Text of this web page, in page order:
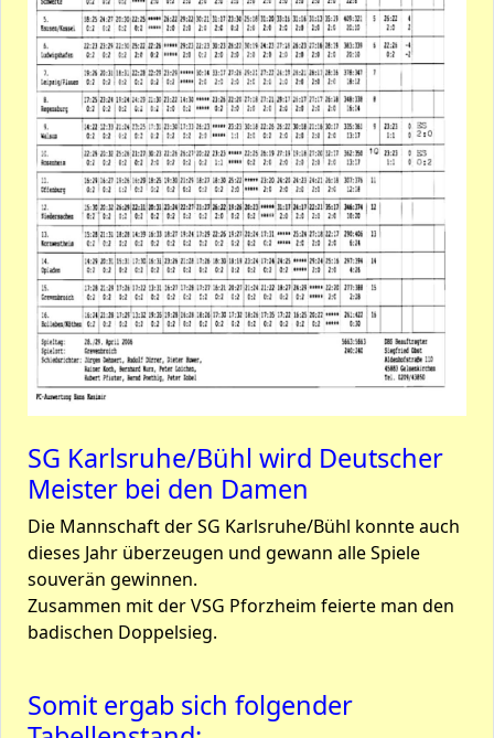
SG Karlsruhe/Bühl wird Deutscher
Meister bei den Damen
Die Mannschaft der SG Karlsruhe/Bühl konnte auch
dieses Jahr überzeugen und gewann alle Spiele
souverän gewinnen.
Zusammen mit der VSG Pforzheim feierte man den
badischen Doppelsieg.
Somit ergab sich folgender